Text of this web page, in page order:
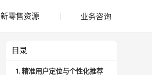
新零售资源 业务咨询
目录
1. 精准用户定位与个性化推荐